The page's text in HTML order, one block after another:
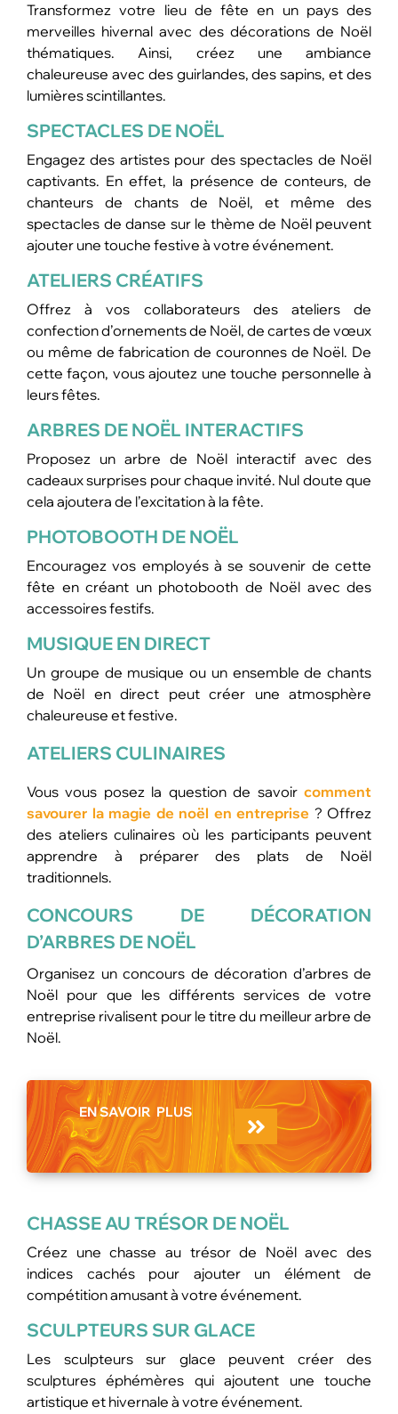
Transformez votre lieu de fête en un pays des
merveilles hivernal avec des décorations de Noël
thématiques. Ainsi, créez une ambiance
chaleureuse avec des guirlandes, des sapins, et des
lumières scintillantes.
SPECTACLES DE NOËL
Engagez des artistes pour des spectacles de Noël
captivants. En effet, la présence de conteurs, de
chanteurs de chants de Noël, et même des
spectacles de danse sur le thème de Noël peuvent
ajouter une touche festive à votre événement.
ATELIERS CRÉATIFS
Offrez à vos collaborateurs des ateliers de
confection d’ornements de Noël, de cartes de vœux
ou même de fabrication de couronnes de Noël. De
cette façon, vous ajoutez une touche personnelle à
leurs fêtes.
ARBRES DE NOËL INTERACTIFS
Proposez un arbre de Noël interactif avec des
cadeaux surprises pour chaque invité. Nul doute que
cela ajoutera de l’excitation à la fête.
PHOTOBOOTH DE NOËL
Encouragez vos employés à se souvenir de cette
fête en créant un photobooth de Noël avec des
accessoires festifs.
MUSIQUE EN DIRECT
Un groupe de musique ou un ensemble de chants
de Noël en direct peut créer une atmosphère
chaleureuse et festive.
ATELIERS CULINAIRES
Vous vous posez la question de savoir comment
savourer la magie de noël en entreprise ? Offrez
des ateliers culinaires où les participants peuvent
apprendre à préparer des plats de Noël
traditionnels.
CONCOURS DE DÉCORATION
D’ARBRES DE NOËL
Organisez un concours de décoration d’arbres de
Noël pour que les différents services de votre
entreprise rivalisent pour le titre du meilleur arbre de
Noël.
EN SAVOIR PLUS
CHASSE AU TRÉSOR DE NOËL
Créez une chasse au trésor de Noël avec des
indices cachés pour ajouter un élément de
compétition amusant à votre événement.
SCULPTEURS SUR GLACE
Les sculpteurs sur glace peuvent créer des
sculptures éphémères qui ajoutent une touche
artistique et hivernale à votre événement.